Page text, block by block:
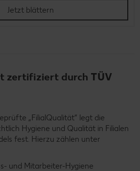
Jetzt blättern
zertifiziert durch TÜV
„FilialQualität“ legt die
Hygiene und Qualität in Filialen
fest. Hierzu zählen unter
und Mitarbeiter-Hygiene